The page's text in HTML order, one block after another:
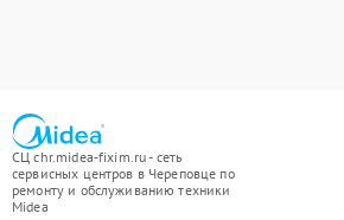
СЦ chr.midea-fixim.ru - сеть
сервисных центров в Череповце по
ремонту и обслуживанию техники
Midea